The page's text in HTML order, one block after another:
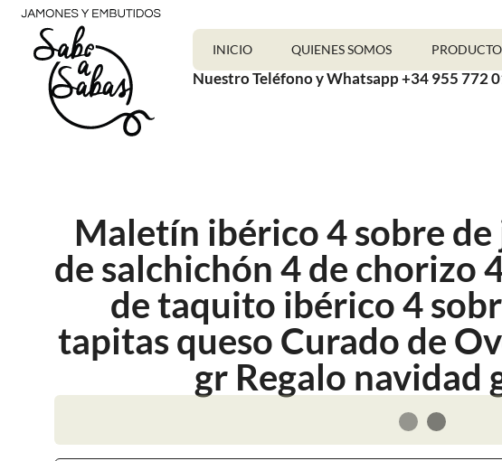
INICIO QUIENES SOMOS
Nuestro Teléfono y Whatsapp +34 955 772
Maletín ibérico 4 sobre
de salchichón 4 de chorizo
de taquito ibérico 4
tapitas queso Curado de
gr Regalo navidad